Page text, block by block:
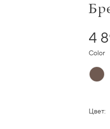
Color
Цвет:
4